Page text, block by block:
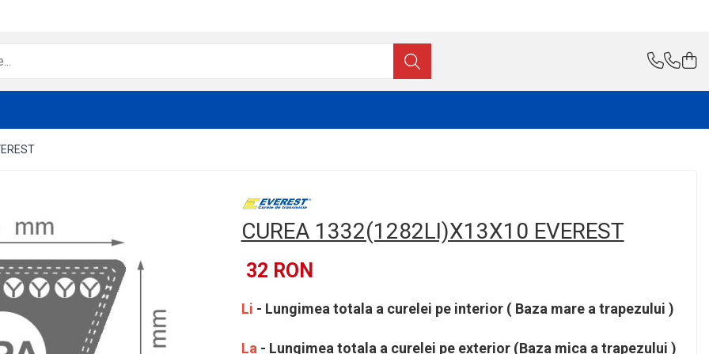
CUREA 1332(1282LI)X13X10 EVEREST
32 RON
Li - Lungimea totala a curelei pe interior ( Baza mare a trapezului )
La - Lungimea totala a curelei pe exterior (Baza mica a trapezului )